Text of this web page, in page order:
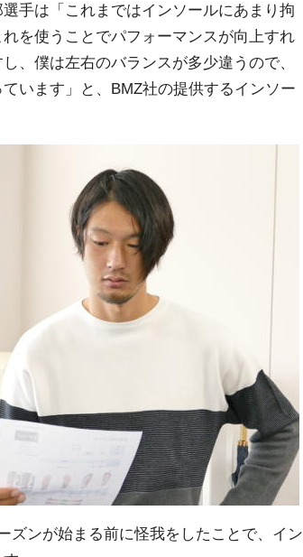
手は「これまではインソールにあまり拘
を使うことでパフォーマンスが向上すれ
、僕は左右のバランスが多少違うので、
います」と、BMZ社の提供するインソー
ズンが始まる前に怪我をしたことで、イン